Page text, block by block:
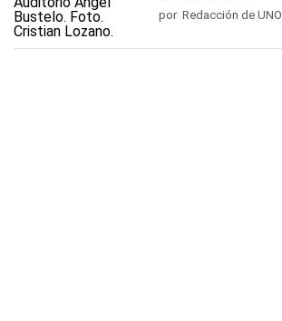
por Redacción de UNO